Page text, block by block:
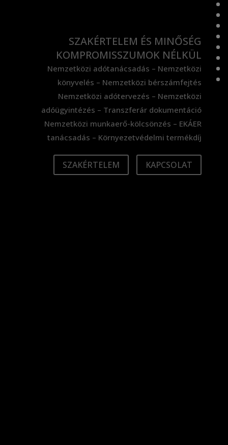
SZAKÉRTELEM ÉS MINŐSÉG
KOMPROMISSZUMOK NÉLKÜL
Nemzetközi adótanácsadás – Nemzetközi
könyvelés – Nemzetközi bérszámfejtés
Nemzetközi adótervezés – Nemzetközi
adóügyintézés – Transzferár dokumentáció
Nemzetközi munkaerő-kölcsönzés – EKÁER
tanácsadás – Környezetvédelmi termékdíj
SZAKÉRTELEM KAPCSOLAT